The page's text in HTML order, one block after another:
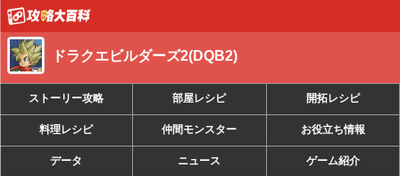
ドラクエビルダーズ2(DQB2)
ストーリー攻略 部屋レシピ 開拓レシピ
料理レシピ 仲間モンスター お役立ち情報
データ ニュース ゲーム紹介